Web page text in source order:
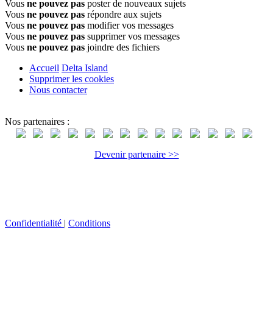
Vous ne pouvez pas poster de nouveaux sujets
Vous ne pouvez pas répondre aux sujets
Vous ne pouvez pas modifier vos messages
Vous ne pouvez pas supprimer vos messages
Vous ne pouvez pas joindre des fichiers
Accueil Delta Island
Supprimer les cookies
Nous contacter
Nos partenaires :
Devenir partenaire >>
Confidentialité Conditions